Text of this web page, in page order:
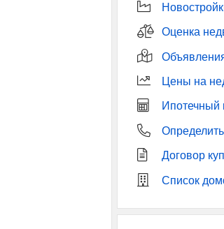
Оценка
Цены на
Ипотечный
Договор
Список